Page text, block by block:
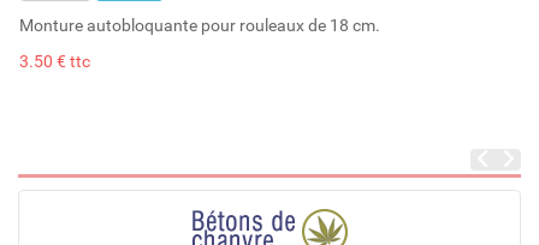
Monture autobloquante pour rouleaux de 18 cm.
3.50 € ttc